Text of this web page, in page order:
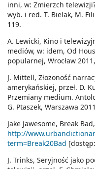
inni, w: Zmierzch
wyb. i red. T. Bielak, M.
119.
A. Lewicki, Kino i
mediów, w: idem, Od
popularnej, Wrocław
J. Mittell, Złożoność
amerykańskiej, przeł. D.
Przemiany medium.
G. Ptaszek, Warszawa
Jake Jawesome, Break Bad,
http://
term=Break20Bad
J. Trinks, Seryjność jako